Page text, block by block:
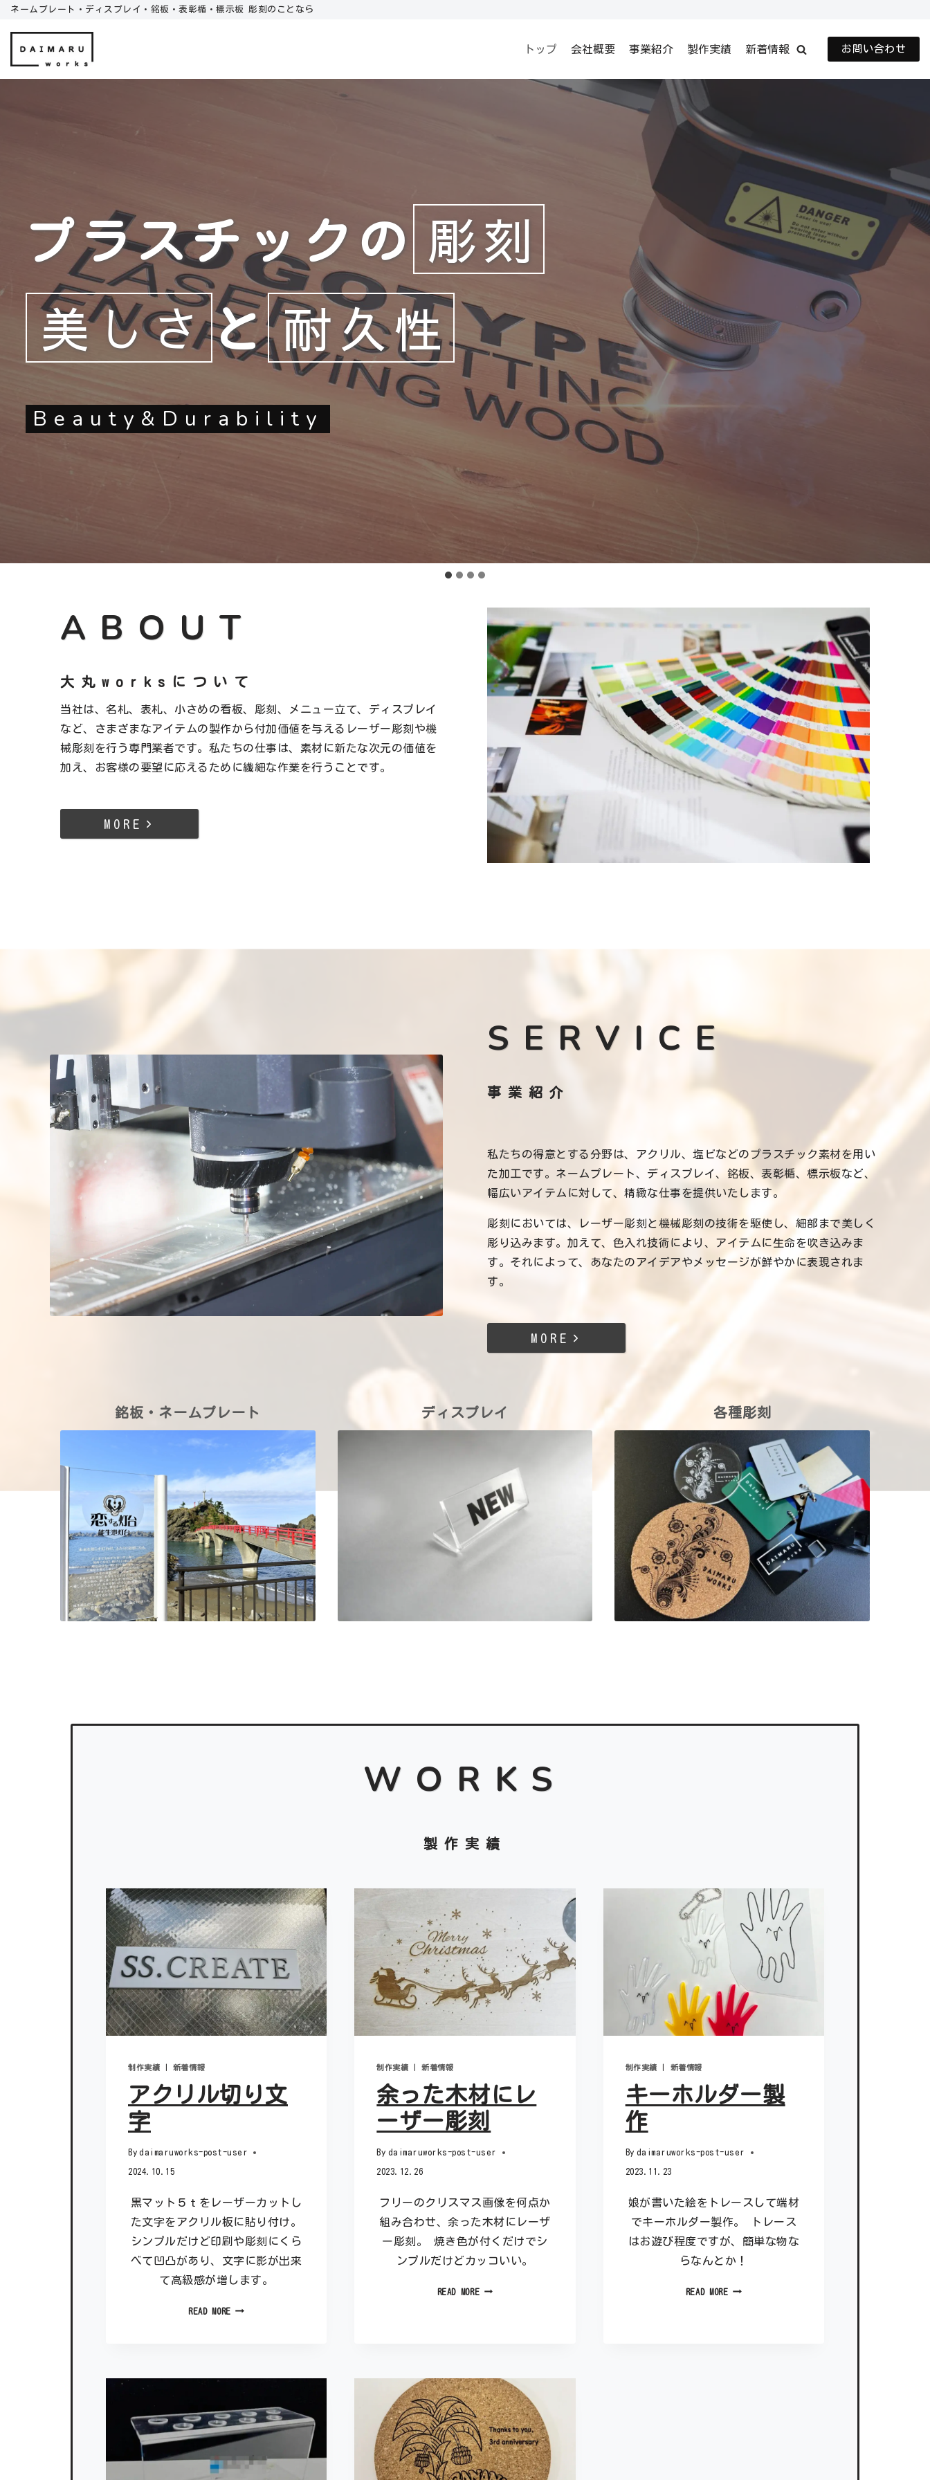
テ
ネームプレート・ディスプレイ・銘板・表彰楯・標示板 彫刻のことなら
トップ 会社概要 事業紹介 製作実績 新着情報 お問い合わせ
プラスチックの 彫刻
美しさと 耐久性
Beauty&Durability
ABOUT
大丸worksについて
当社は、名札、表札、小さめの看板、彫刻、メニュー立て、ディスプレイ
など、さまざまなアイテムの製作から付加価値を与えるレーザー彫刻や機
械彫刻を行う専門業者です。私たちの仕事は、素材に新たな次元の価値を
加え、お客様の要望に応えるために繊細な作業を行うことです。
MORE
SERVICE
事業紹介
私たちの得意とする分野は、アクリル、塩ビなどのプラスチック素材を用い
た加工です。ネームプレート、ディスプレイ、銘板、表彰楯、標示板など、
幅広いアイテムに対して、精緻な仕事を提供いたします。
彫刻においては、レーザー彫刻と機械彫刻の技術を駆使し、細部まで美しく
彫り込みます。加えて、色入れ技術により、アイテムに生命を吹き込みま
す。それによって、あなたのアイデアやメッセージが鮮やかに表現されま
す。
MORE
銘板・ネームプレート ディスプレイ 各種彫刻
WORKS
製作実績
制作実績 新着情報
アクリル切り文
字
By daimaruworks-post-user
2024.10.15
黒マット５ｔをレーザーカットし
た文字をアクリル板に貼り付け。
シンプルだけど印刷や彫刻にくら
べて凹凸があり、文字に影が出来
て高級感が増します。
READ MORE
制作実績 |新着情報
余った木材にレ
ーザー彫刻
By daimaruworks-post-user
2023.12.26
フリーのクリスマス画像を何点か
組み合わせ、余った木材にレーザ
ー彫刻。 焼き色が付くだけでシ
ンプルだけどカッコいい。
READ MORE
制作実績 新着情報
キーホルダー製
作
By daimaruworks-post-user
2023.11.23
娘が書いた絵をトレースして端材
でキーホルダー製作。 トレース
はお遊び程度ですが、簡単な物な
らなんとか！
READ MORE